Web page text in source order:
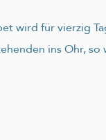
wird für vierzig
ins Ohr, so